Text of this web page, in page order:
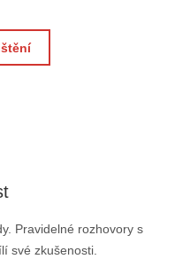
Pravidelné rozhovory s
své zkušenosti.